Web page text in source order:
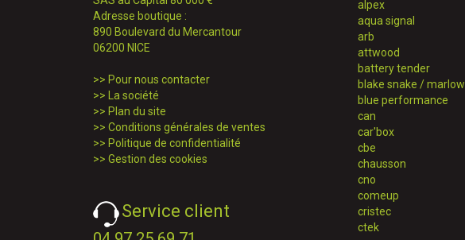
Adresse boutique :
890 Boulevard du Mercantour
06200 NICE
>> Pour nous contacter
>> La société
>> Plan du site
>> Conditions générales de ventes
>> Politique de confidentialité
>> Gestion des cookies
Service client
alpex
aqua signal
arb
attwood
battery tender
blake snake / marlow
blue performance
can
car'box
cbe
chausson
cno
comeup
cristec
ctek